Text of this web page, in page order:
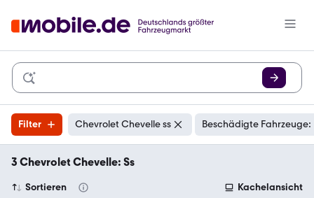
Filter Chevrolet Chevelle ss Beschädigte
3 Chevrolet Chevelle: Ss
Sortieren Kachelansicht